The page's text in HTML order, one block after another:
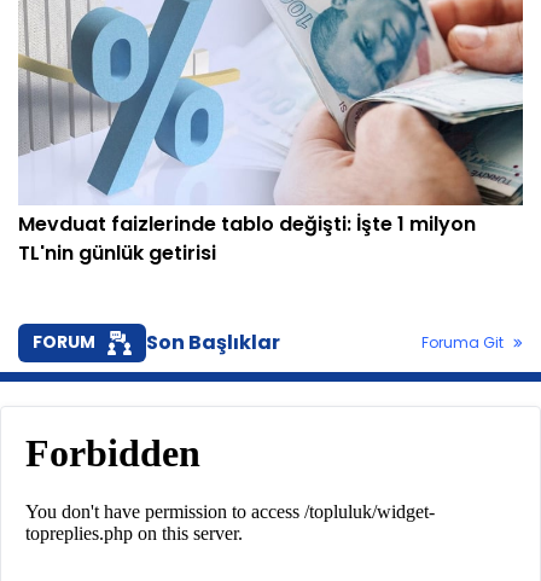
Mevduat faizlerinde tablo değişti: İşte 1 milyon
TL'nin günlük getirisi
FORUM Son Başlıklar Foruma Git